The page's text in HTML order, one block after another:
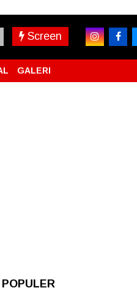
Screen
GALERI
POPULER